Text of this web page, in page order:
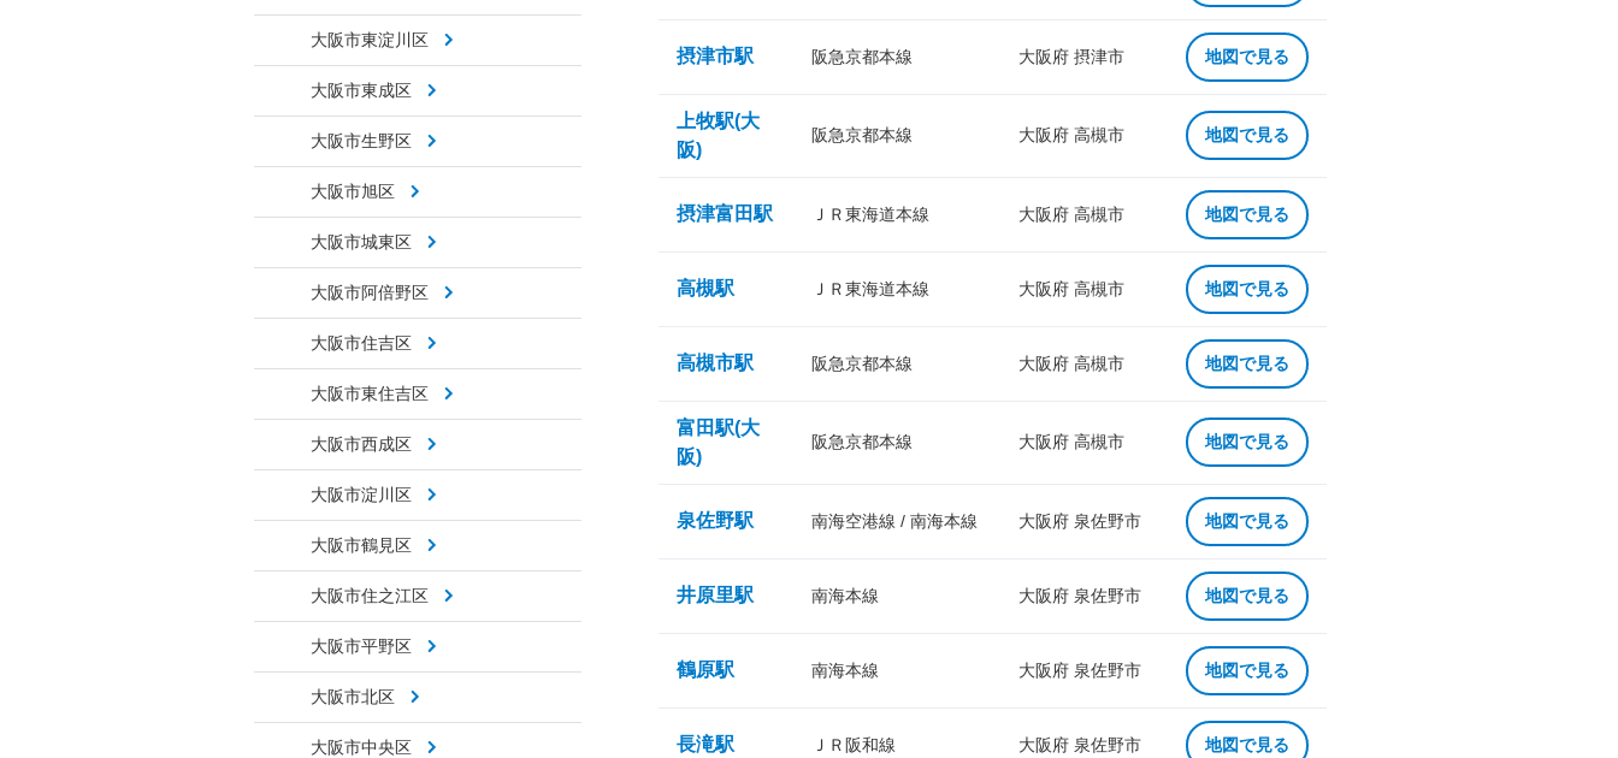
大阪市東淀川区
大阪市東成区
大阪市生野区
大阪市旭区
大阪市城東区
大阪市阿倍野区
大阪市住吉区
大阪市東住吉区
大阪市西成区
大阪市淀川区
大阪市鶴見区
大阪市住之江区
大阪市平野区
大阪市北区
大阪市中央区
摂津市駅 阪急京都本線 大阪府 摂津市 地図で見る
上牧駅(大
阪)
阪急京都本線 大阪府 高槻市 地図で見る
摂津富田駅 ＪＲ東海道本線 大阪府 高槻市 地図で見る
高槻駅 ＪＲ東海道本線 大阪府 高槻市 地図で見る
高槻市駅 阪急京都本線 大阪府 高槻市 地図で見る
富田駅(大
阪)
阪急京都本線 大阪府 高槻市 地図で見る
泉佐野駅 南海空港線 / 南海本線 大阪府 泉佐野市 地図で見る
井原里駅 南海本線 大阪府 泉佐野市 地図で見る
鶴原駅 南海本線 大阪府 泉佐野市 地図で見る
長滝駅 ＪＲ阪和線 大阪府 泉佐野市 地図で見る